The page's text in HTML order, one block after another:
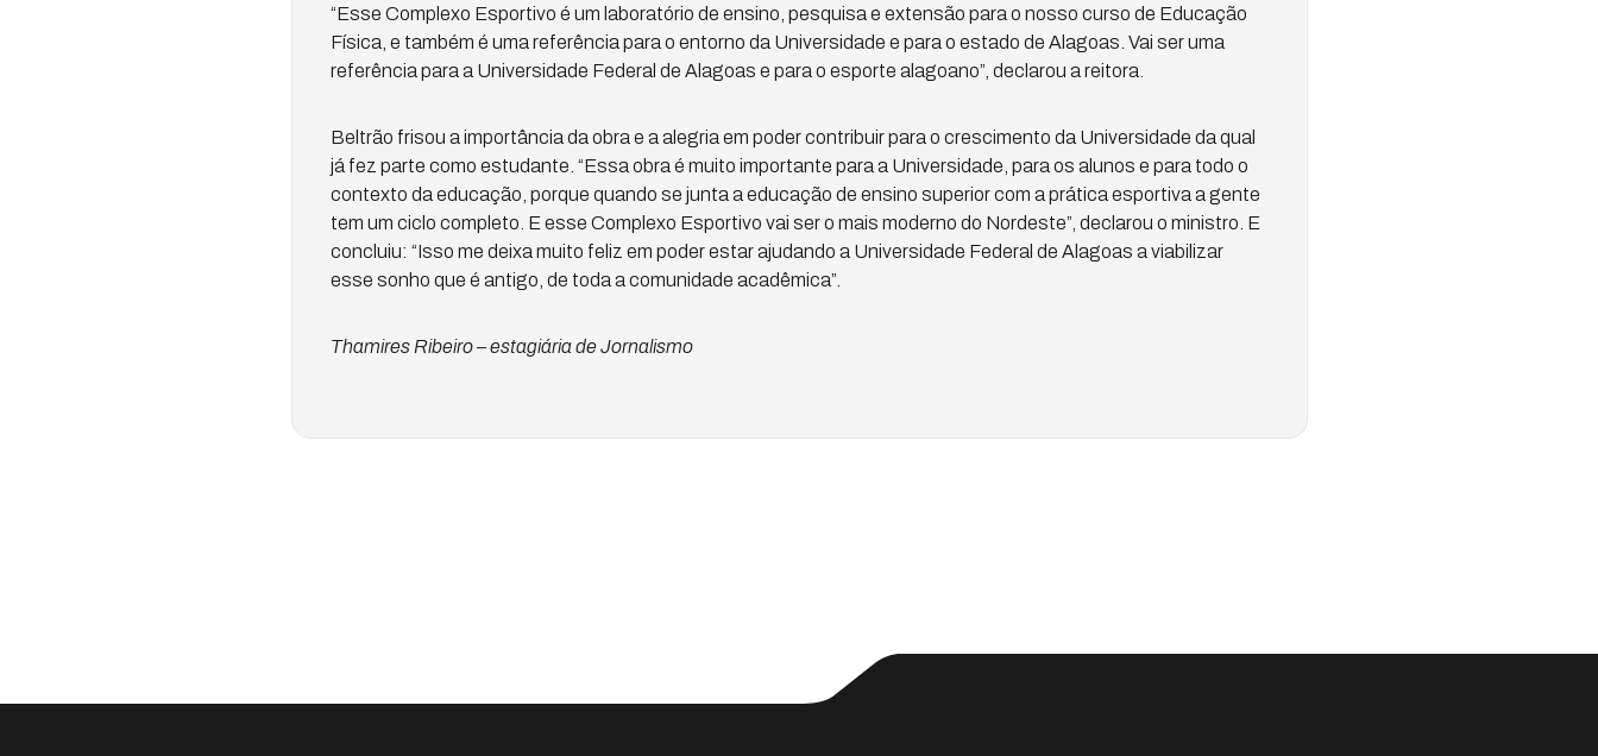
“Esse Complexo Esportivo é um laboratório de ensino, pesquisa e extensão para o nosso curso de Educação
Física, e também é uma referência para o entorno da Universidade e para o estado de Alagoas. Vai ser uma
referência para a Universidade Federal de Alagoas e para o esporte alagoano”, declarou a reitora.
Beltrão frisou a importância da obra e a alegria em poder contribuir para o crescimento da Universidade da qual
já fez parte como estudante. “Essa obra é muito importante para a Universidade, para os alunos e para todo o
contexto da educação, porque quando se junta a educação de ensino superior com a prática esportiva a gente
tem um ciclo completo. E esse Complexo Esportivo vai ser o mais moderno do Nordeste”, declarou o ministro. E
concluiu: “Isso me deixa muito feliz em poder estar ajudando a Universidade Federal de Alagoas a viabilizar
esse sonho que é antigo, de toda a comunidade acadêmica”.
Thamires Ribeiro – estagiária de Jornalismo